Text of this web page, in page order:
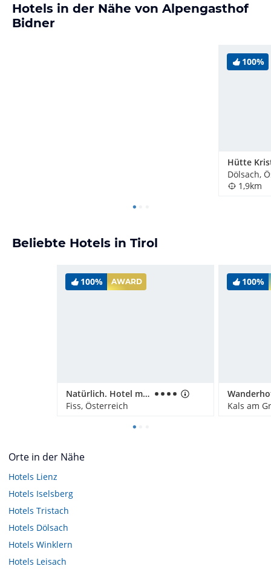
Hotels in der Nähe von Alpengasthof
Bidner
100%
Dölsach,
1,9km
Beliebte Hotels in Tirol
100% AWARD
Natürlich. Hotel mit Charakter
Fiss, Österreich
100%
Kals am
Orte in der Nähe
Hotels Lienz
Hotels Iselsberg
Hotels Tristach
Hotels Dölsach
Hotels Winklern
Hotels Leisach